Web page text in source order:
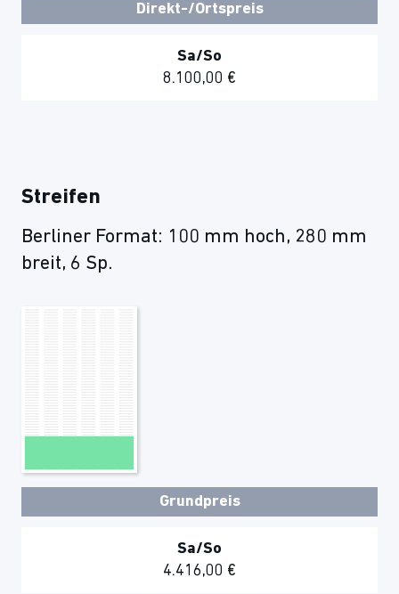
Direkt-/Ortspreis
Sa/So
8.100,00 €
Streifen
Berliner Format: 100 mm hoch, 280 mm
breit, 6 Sp.
Grundpreis
Sa/So
4.416,00 €